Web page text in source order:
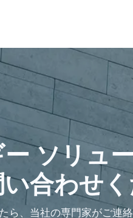
ソリュ
合わせ
ら、当社の専門家がご連